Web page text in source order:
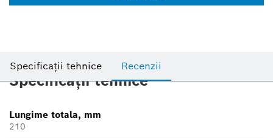
Specificații tehnice Recenzii
Specificații tehnice
Lungime totala, mm
210